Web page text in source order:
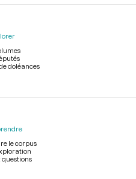
doléances
le corpus
questions